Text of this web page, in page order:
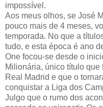
impossível.
Aos meus olhos, se José
pouco mais de 4 meses,
temporada. No que a
tudo, e esta época é ano
One focou-se desde o
Milionária, único título
Real Madrid e que o
conquistar a Liga dos
Julgo que o rumo dos